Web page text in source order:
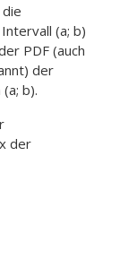
(a; b)
PDF (auch
der
b).
der